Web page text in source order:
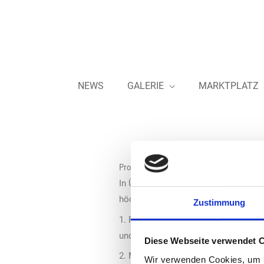
Zustimmung
Diese Webseite verwendet
Wir verwenden Cookies,
NEWS GALERIE MARKTPLATZ
Produktsicherheit
In Übereinstimmung mit der EU-
höchsten Sicherheitsstandards
1. Für jedes unserer
und dokumentieren diese. Diese
2. Magazine, die weder zusätzliche